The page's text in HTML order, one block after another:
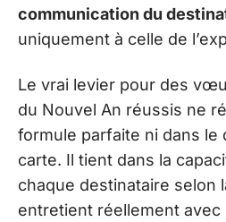
communication du
uniquement à celle de
Le vrai levier pour des
du Nouvel An réussis ne
formule parfaite ni dans le
carte. Il tient dans la
chaque destinataire selon
entretient réellement avec